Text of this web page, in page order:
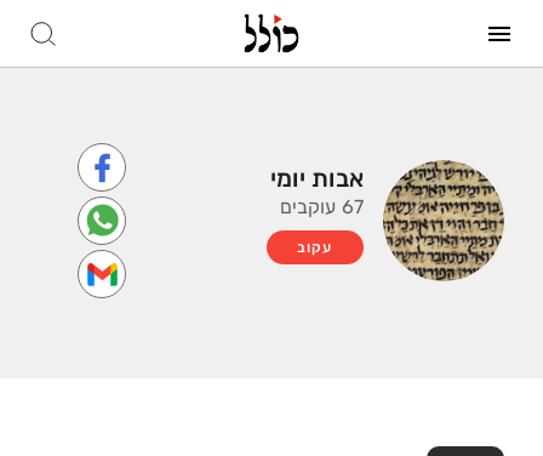
אבות יומי
67 עוקבים
עקוב